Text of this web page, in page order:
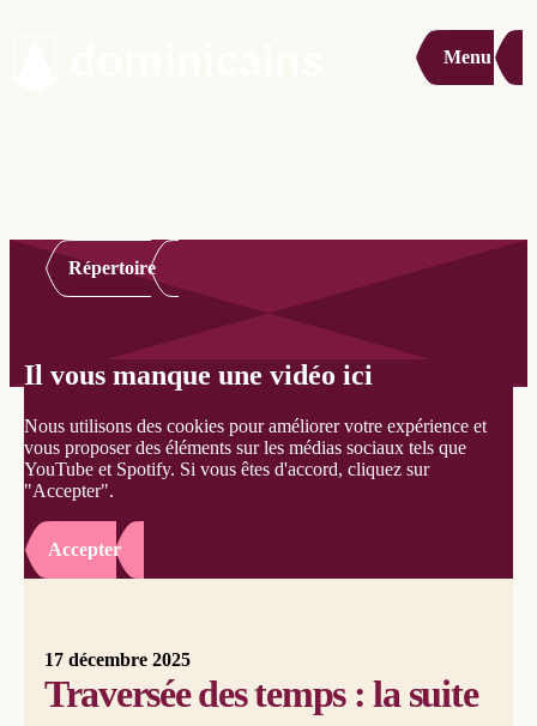
Menu
Répertoire
Il vous manque une vidéo ici
Nous utilisons des cookies pour améliorer votre expérience et
vous proposer des éléments sur les médias sociaux tels que
YouTube et Spotify. Si vous êtes d'accord, cliquez sur
"Accepter".
Accepter
17 décembre 2025
Traversée des temps : la suite